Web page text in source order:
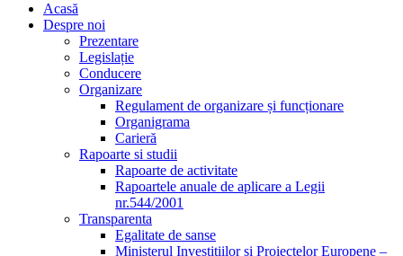
Acasă
Despre noi
Prezentare
Legislație
Conducere
Organizare
Regulament de organizare și funcționare
Organigrama
Carieră
Rapoarte si studii
Rapoarte de activitate
Rapoartele anuale de aplicare a Legii
nr.544/2001
Transparenta
Egalitate de sanse
Ministerul Investitiilor si Proiectelor Europene –